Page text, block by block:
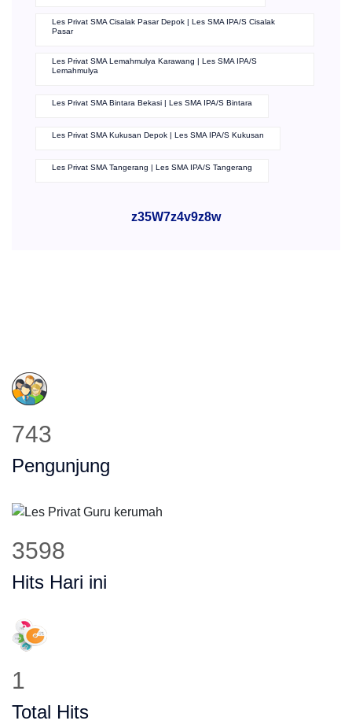
Les Privat SMA Cisalak Pasar Depok | Les SMA IPA/S Cisalak
Pasar
Les Privat SMA Lemahmulya Karawang | Les SMA IPA/S
Lemahmulya
Les Privat SMA Bintara Bekasi | Les SMA IPA/S Bintara
Les Privat SMA Kukusan Depok | Les SMA IPA/S Kukusan
Les Privat SMA Tangerang | Les SMA IPA/S Tangerang
z35W7z4v9z8w
743
Pengunjung
3598
Hits Hari ini
1
Total Hits